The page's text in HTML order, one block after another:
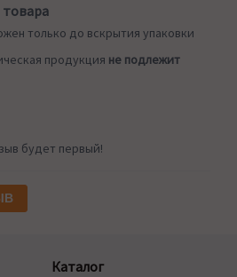
только до вскрытия упаковки
продукция не подлежит
будет первый!
Каталог